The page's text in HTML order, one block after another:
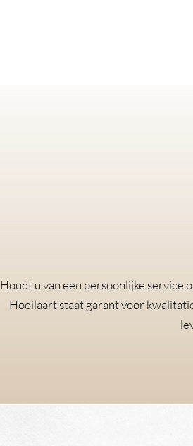
Houdt u van een persoonlijke service
Hoeilaart staat garant voor